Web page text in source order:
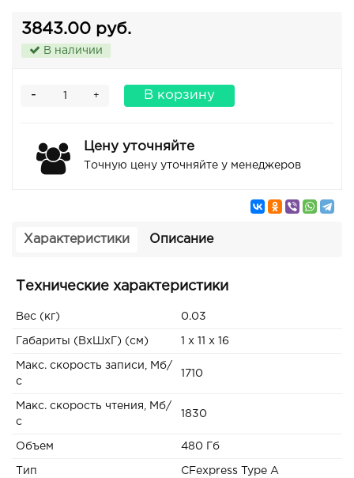
3843.00 руб.
В наличии
+
- В корзину
Цену уточняйте
Точную цену уточняйте у менеджеров
Характеристики Описание
Технические характеристики
Вес (кг) 0.03
Габариты (ВxШxГ) (см) 1 x 11 x 16
Макс. скорость записи, Мб/
с
1710
Макс. скорость чтения, Мб/
с
1830
Объем 480 Гб
Тип CFexpress Type A